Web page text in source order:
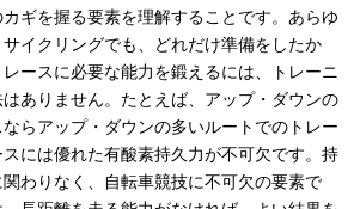
ギを握る要素を理解することです。あらゆ
イクリングでも、どれだけ準備をしたか
ースに必要な能力を鍛えるには、トレーニ
ありません。たとえば、アップ・ダウンの
らアップ・ダウンの多いルートでのトレー
には優れた有酸素持久力が不可欠です。持
わりなく、自転車競技に不可欠の要素で